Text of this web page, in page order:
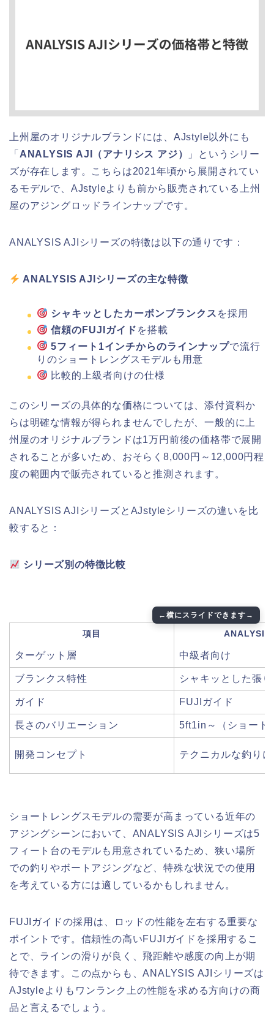
上州屋のオリジナルブランドには、AJstyle以外にも
「 ANALYSIS AJI（アナリシス アジ）
」というシリー
ズが存在します。こちらは2021年頃から展開されてい
るモデルで、AJstyleよりも前から販売されている上州
屋のアジングロッドラインナップです。
ANALYSIS AJIシリーズの特徴は以下の通りです：
ANALYSIS AJIシリーズの主な特徴
シャキッとしたカーボンブランクス を採用
信頼のFUJIガイド を搭載
5フィート1インチからのラインナップで流行
りのショートレングスモデルも用意
比較的上級者向けの仕様
このシリーズの具体的な価格については、添付資料か
らは明確な情報が得られませんでしたが、一般的に上
州屋のオリジナルブランドは1万円前後の価格帯で展開
されることが多いため、おそらく8,000円～12,000円程
度の範囲内で販売されていると推測されます。
ANALYSIS AJIシリーズとAJstyleシリーズの違いを比
較すると：
シリーズ別の特徴比較
項目 ANALYSIS
ターゲット層 中級者向け
ブランクス特性 シャキッとした張
ガイド FUJIガイド
長さのバリエーション 5ft1in～（ショート
開発コンセプト テクニカルな釣り
ショートレングスモデルの需要が高まっている近年の
アジングシーンにおいて、ANALYSIS AJIシリーズは5
フィート台のモデルも用意されているため、狭い場所
での釣りやボートアジングなど、特殊な状況での使用
を考えている方には適しているかもしれません。
FUJIガイドの採用は、ロッドの性能を左右する重要な
ポイントです。信頼性の高いFUJIガイドを採用するこ
とで、ラインの滑りが良く、飛距離や感度の向上が期
待できます。この点からも、ANALYSIS AJIシリーズは
AJstyleよりもワンランク上の性能を求める方向けの商
品と言えるでしょう。